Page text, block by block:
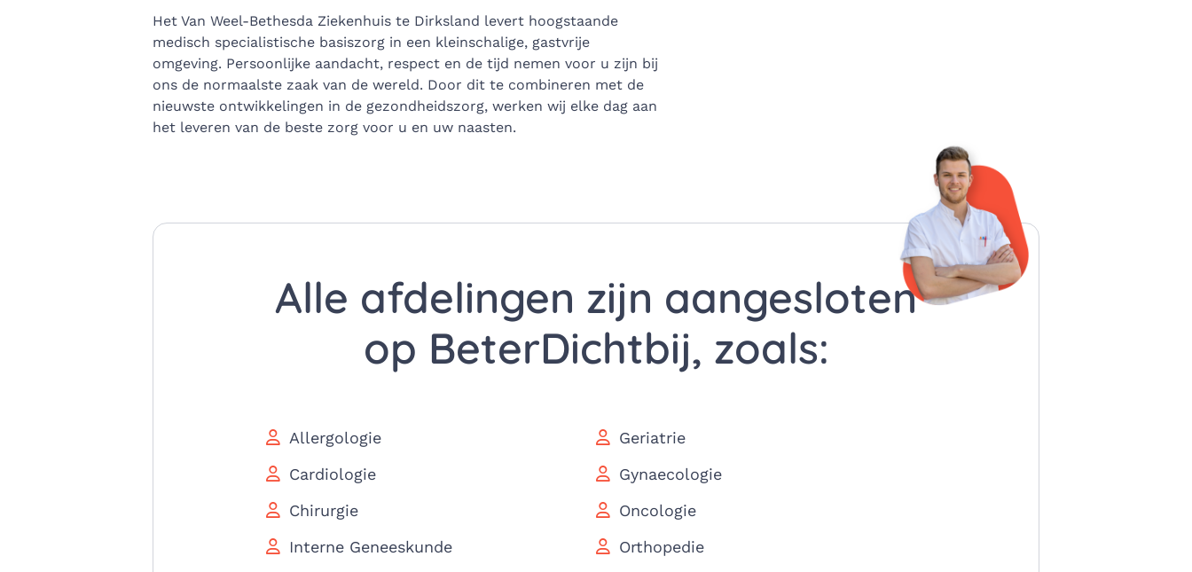
Het Van Weel-Bethesda Ziekenhuis te Dirksland levert hoogstaande
medisch specialistische basiszorg in een kleinschalige, gastvrije
omgeving. Persoonlijke aandacht, respect en de tijd nemen voor u zijn bij
ons de normaalste zaak van de wereld. Door dit te combineren met de
nieuwste ontwikkelingen in de gezondheidszorg, werken wij elke dag aan
het leveren van de beste zorg voor u en uw naasten.
Alle afdelingen zijn aangesloten
op BeterDichtbij, zoals:
Allergologie
Cardiologie
Chirurgie
Interne Geneeskunde
Geriatrie
Gynaecologie
Oncologie
Orthopedie